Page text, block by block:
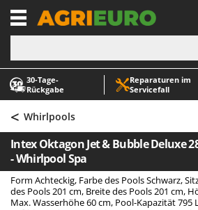
30‑Tage-
Rückgabe
Reparaturen im
Servicefall
-1
A
Abbeermaschinen -
Abfüllgeräte
Akku Gartenscheren
Akku Gras- und Strauchscheren
Akku-Stichsägen
Allzwecktransporter -
A
ABAC
AgriEuro Premium
AgriEuro TOP-LINE
AGT
Aima
Airmec
< Whirlpools
Intex Oktagon Jet & Bubble Deluxe
- Whirlpool Spa
Form Achteckig, Farbe des Pools Schwarz,
des Pools 201 cm, Breite des Pools 201 cm,
Max. Wasserhöhe 60 cm, Pool-Kapazität 795